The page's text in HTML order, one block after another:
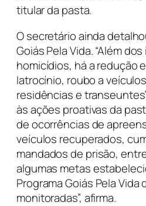
titular da pasta.
O secretário ainda
Goiás Pela Vida. “Além
homicídios, há a redução
latrocínio, roubo a
residências e
às ações proativas da
de ocorrências de
veículos recuperados,
mandados de prisão,
algumas metas
Programa Goiás Pela
monitoradas”, afirma.